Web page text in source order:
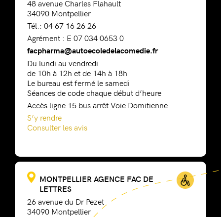
48 avenue Charles Flahault
34090 Montpellier
Tél.: 04 67 16 26 26
Agrément : E 07 034 0653 0
facpharma@autoecoledelacomedie.fr
Du lundi au vendredi
de 10h à 12h et de 14h à 18h
Le bureau est fermé le samedi
Séances de code chaque début d’heure
Accès ligne 15 bus arrêt Voie Domitienne
S’y rendre
Consulter les avis
MONTPELLIER AGENCE FAC DE
LETTRES
26 avenue du Dr Pezet
34090 Montpellier